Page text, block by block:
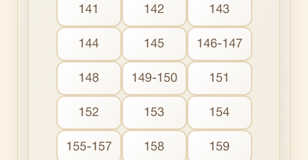
141 142 143
144 145 146-147
148 149-150 151
152 153 154
155-157 158 159